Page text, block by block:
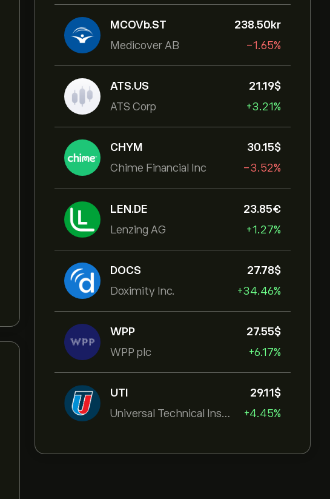
MCOVb.ST
Medicover AB
238.50‎kr‎
-1.65%
ATS.US
ATS Corp
21.19‎$‎
+3.21%
CHYM
Chime Financial Inc
30.15‎$‎
-3.52%
LEN.DE
Lenzing AG
23.85‎€‎
+1.27%
DOCS
Doximity Inc.
27.78‎$‎
+34.46%
WPP
WPP plc
27.55‎$‎
+6.17%
UTI
Universal Technical Institut
29.11‎$‎
+4.45%